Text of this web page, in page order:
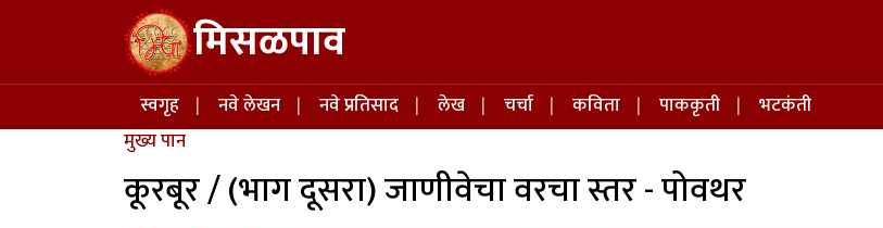
Skip to main content मिसळपाव
Main navigation
स्वगृह नवे लेखन नवे प्रतिसाद लेख चर्चा कविता पाककृती
भटकंती
मुख्य पान
कूरबूर / (भाग दूसरा) जाणीवेचा वरचा स्तर - पोवथर